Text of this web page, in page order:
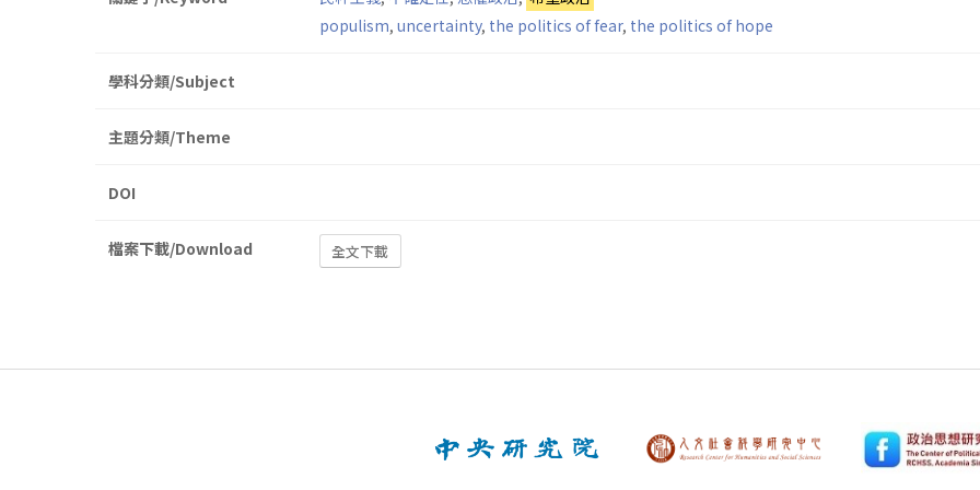
populism, uncertainty, the politics of fear, the politics of hope
學科分類/Subject
主題分類/Theme
DOI
檔案下載/Download 全文下載